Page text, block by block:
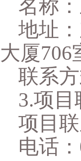
名称
地址
大厦706
联系方
3.项
项目联
电话：